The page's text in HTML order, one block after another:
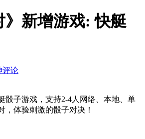
》新增游戏: 快艇
评论
骰子游戏，支持2-4人网络、本地、单
，体验刺激的骰子对决！